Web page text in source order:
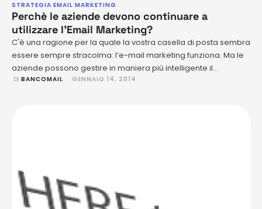
STRATEGIA EMAIL MARKETING
Perchè le aziende devono continuare a
utilizzare l’Email Marketing?
C'è una ragione per la quale la vostra casella di posta sembra
essere sempre stracolma: l’e-mail marketing funziona. Ma le
aziende possono gestire in maniera più intelligente il
conteggio delle email ricevute. È una tradizione post-vacanze
Di BANCOMAIL GENNAIO 14, 2014